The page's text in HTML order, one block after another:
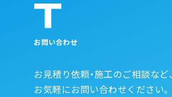
T
お問い合わせ
お見積り依頼・施工のご相談など、
お気軽にお問い合わせください。